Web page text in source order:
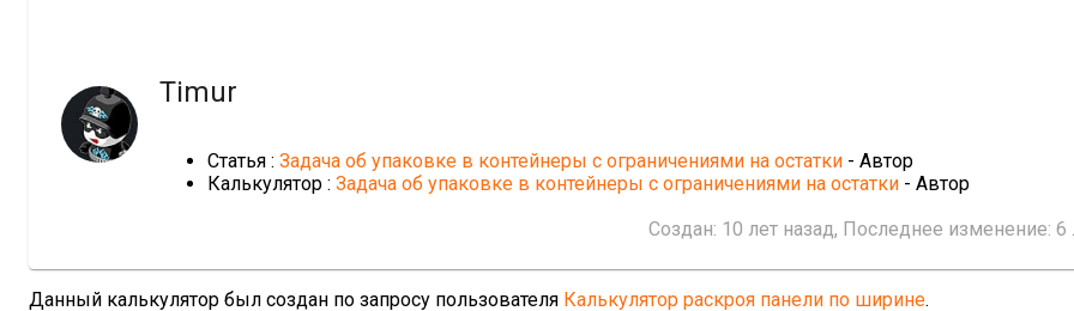
Timur
Статья : Задача об упаковке в контейнеры с ограничениями на остатки - Автор
Калькулятор : Задача об упаковке в контейнеры с ограничениями на остатки - Автор
Создан: 10 лет назад, Последнее изменение: 6
Данный калькулятор был создан по запросу пользователя Калькулятор раскроя панели по ширине.